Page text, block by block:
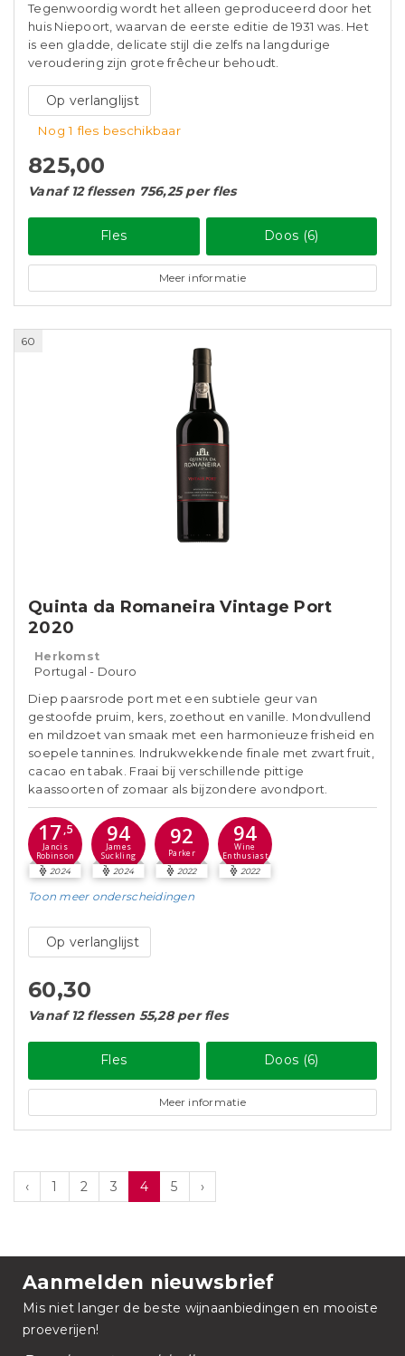
Tegenwoordig wordt het alleen geproduceerd door het
huis Niepoort, waarvan de eerste editie de 1931 was. Het
is een gladde, delicate stijl die zelfs na langdurige
veroudering zijn grote frêcheur behoudt.
Op verlanglijst
Nog 1 fles beschikbaar
825,00
Vanaf 12 flessen 756,25 per fles
Fles Doos (6)
Meer informatie
60
Quinta da Romaneira Vintage Port
2020
Herkomst
Portugal - Douro
Diep paarsrode port met een subtiele geur van
gestoofde pruim, kers, zoethout en vanille. Mondvullend
en mildzoet van smaak met een harmonieuze frisheid en
soepele tannines. Indrukwekkende finale met zwart fruit,
cacao en tabak. Fraai bij verschillende pittige
kaassoorten of zomaar als bijzondere avondport.
17 ,5
Jancis
Robinson
2024
94
James
Suckling
2024
92
Parker
2022
94
Wine
Enthusiast
2022
Toon meeronderscheidingen
Op verlanglijst
60,30
Vanaf 12 flessen 55,28 per fles
Fles Doos (6)
Meer informatie
‹ 1 2 3 4 5 ›
Aanmelden nieuwsbrief
Mis niet langer de beste wijnaanbiedingen en mooiste
proeverijen!